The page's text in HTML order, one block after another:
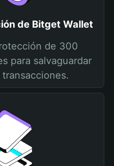
de Bitget Wallet
de 300
para salvaguardar